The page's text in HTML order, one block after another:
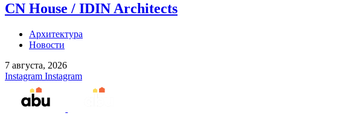
CN House / IDIN Architects
Архитектура
Новости
7 августа, 2026
Instagram Instagram